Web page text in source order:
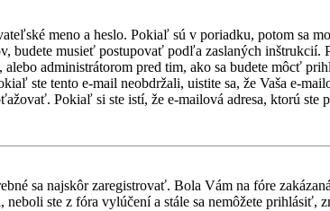
meno a heslo. Pokiaľ sú v poriadku, potom sa
budete musieť postupovať podľa zaslaných
administrátorom pred tim, ako sa budete môcť
ste tento e-mail neobdržali, uistite sa, že Vaša e-
Pokiaľ si ste istí, že e-mailová adresa, ktorú ste
sa najskôr zaregistrovať. Bola Vám na fóre
neboli ste z fóra vylúčení a stále sa nemôžete